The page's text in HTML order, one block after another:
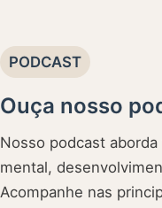
PODCAST
Ouça nosso
Nosso podcast
mental,
Acompanhe nas